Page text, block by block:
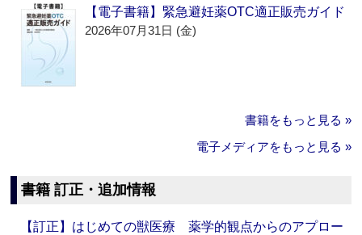
【電子書籍】緊急避妊薬OTC適正販売ガイド
2026年07月31日 (金)
書籍をもっと見る »
電子メディアをもっと見る »
書籍 訂正・追加情報
【訂正】はじめての獣医療 薬学的観点からのアプロー